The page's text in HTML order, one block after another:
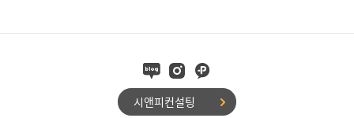
시앤피컨설팅